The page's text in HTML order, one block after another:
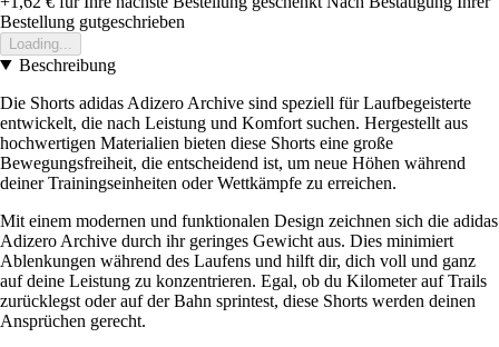
Bestellung gutgeschrieben
Loading...
Beschreibung
Die Shorts adidas Adizero Archive sind speziell für Laufbegeisterte
entwickelt, die nach Leistung und Komfort suchen. Hergestellt aus
hochwertigen Materialien bieten diese Shorts eine große
Bewegungsfreiheit, die entscheidend ist, um neue Höhen während
deiner Trainingseinheiten oder Wettkämpfe zu erreichen.
Mit einem modernen und funktionalen Design zeichnen sich die adidas
Adizero Archive durch ihr geringes Gewicht aus. Dies minimiert
Ablenkungen während des Laufens und hilft dir, dich voll und ganz
auf deine Leistung zu konzentrieren. Egal, ob du Kilometer auf Trails
zurücklegst oder auf der Bahn sprintest, diese Shorts werden deinen
Ansprüchen gerecht.